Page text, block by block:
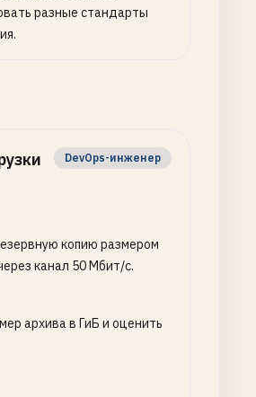
разные стандарты
DevOps-инженер
копию размером
канал 50 Мбит/с.
архива в ГиБ и оценить